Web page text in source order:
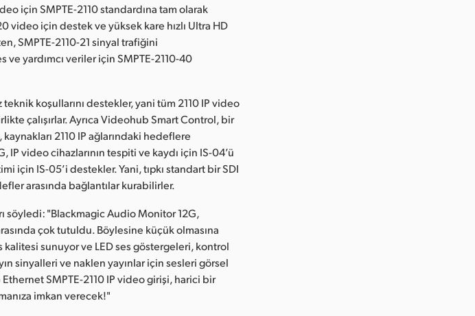
için SMPTE-2110 standardına tam olarak
video için destek ve yüksek kare hızlı Ultra HD
SMPTE-2110-21 sinyal trafiğini
yardımcı veriler için SMPTE-2110-40
koşullarını destekler, yani tüm 2110 IP video
çalışırlar. Ayrıca Videohub Smart Control, bir
2110 IP ağlarındaki hedeflere
video cihazlarının tespiti ve kaydı için IS-04’ü
için IS-05’i destekler. Yani, tıpkı standart bir SDI
arasında bağlantılar kurabilirler.
söyledi: "Blackmagic Audio Monitor 12G,
çok tutuldu. Böylesine küçük olmasına
kalitesi sunuyor ve LED ses göstergeleri, kontrol
sinyalleri ve naklen yayınlar için sesleri görsel
SMPTE-2110 IP video girişi, harici bir
imkan verecek!"